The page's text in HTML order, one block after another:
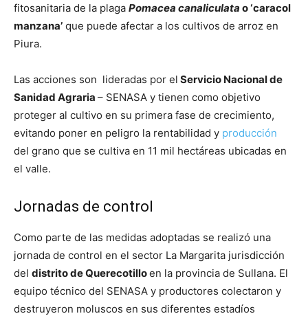
fitosanitaria de la plaga Pomacea canaliculata o ‘caracol
manzana’ que puede afectar a los cultivos de arroz en
Piura.
Las acciones son lideradas por el Servicio Nacional de
Sanidad Agraria – SENASA y tienen como objetivo
proteger al cultivo en su primera fase de crecimiento,
evitando poner en peligro la rentabilidad y producción
del grano que se cultiva en 11 mil hectáreas ubicadas en
el valle.
Jornadas de control
Como parte de las medidas adoptadas se realizó una
jornada de control en el sector La Margarita jurisdicción
del distrito de Querecotilloen la provincia de Sullana. El
equipo técnico del SENASA y productores colectaron y
destruyeron moluscos en sus diferentes estadíos